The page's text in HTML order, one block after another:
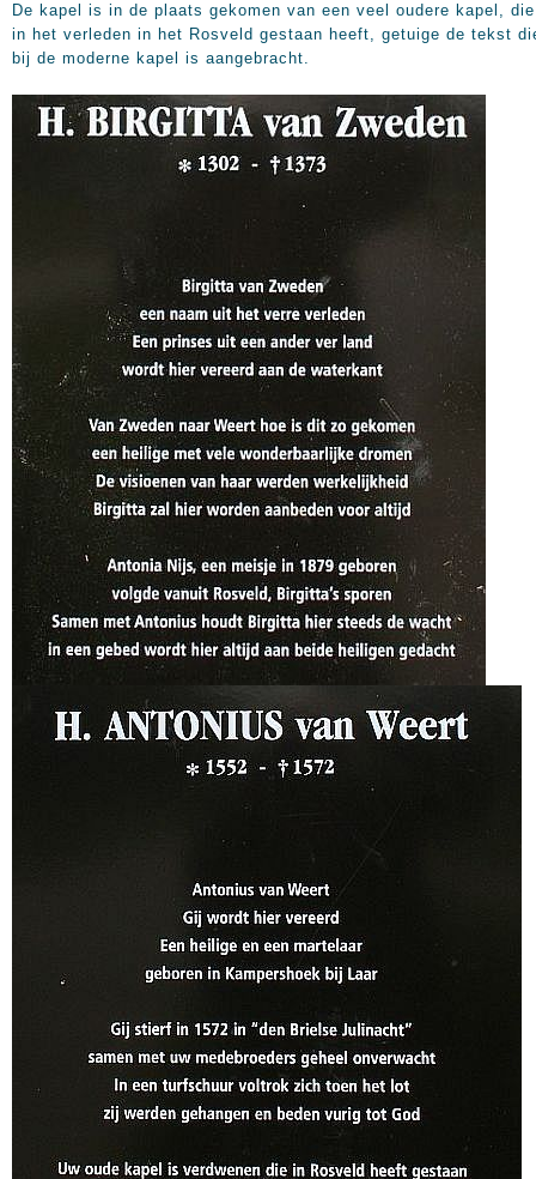
De kapel is in de plaats gekomen van een veel oudere kapel,
in het verleden in het Rosveld gestaan heeft, getuige de tekst
bij de moderne kapel is aangebracht.